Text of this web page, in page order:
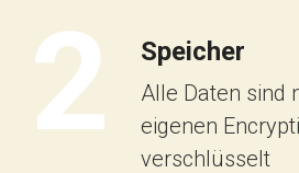
2 Speicher
Alle Daten sind
eigenen
verschlüsselt